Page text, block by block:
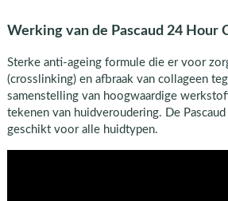
Werking van de Pascaud 24 Hour
Sterke anti-ageing formule die er voor
(crosslinking) en afbraak van collageen
samenstelling van hoogwaardige
tekenen van huidveroudering. De
geschikt voor alle huidtypen.